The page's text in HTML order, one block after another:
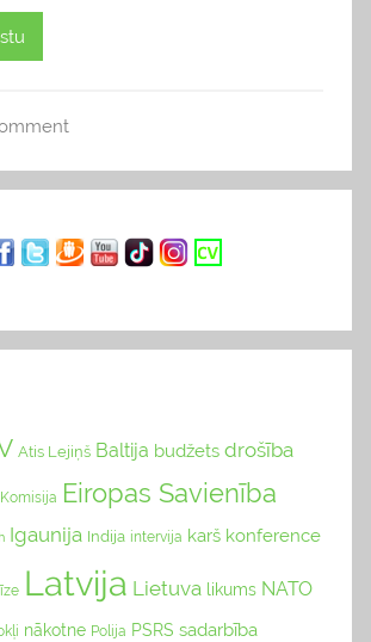
Atis Lejiņš Baltija budžets drošība
Eiropas Savienība
Igaunija Indija intervija karš konference
Latvija Lietuva likums NATO
nākotne Polija PSRS sadarbība